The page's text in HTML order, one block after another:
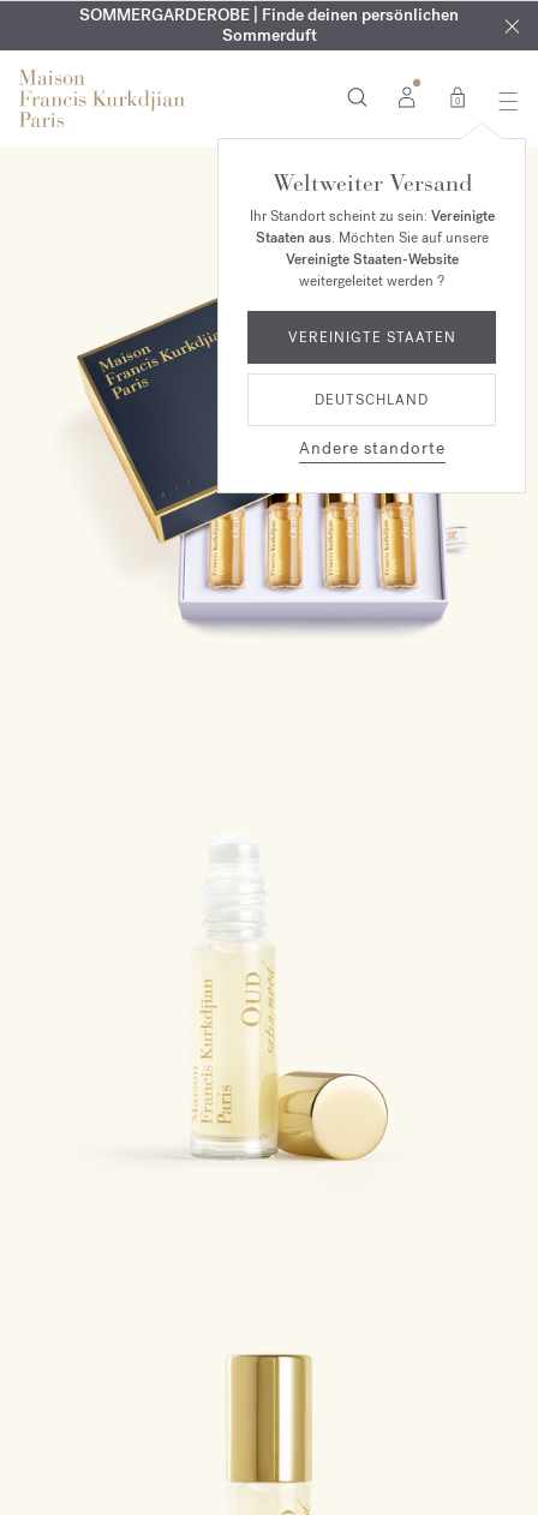
EXKLUSIV | Erhalten Sie OUD velvet moodin Ihrer Bestellung*
KOSTENLOSE GRAVUR | Auf alle Düfte und Körperöle bis zum
9. August
SOMMERGARDEROBE | Finde deinen persönlichen
Sommerduft
0
Weltweiter Versand
Ihr Standort scheint zu sein: Vereinigte
Staaten aus. Möchten Sie auf unsere
Vereinigte Staaten-Website
weitergeleitet werden ?
VEREINIGTE STAATEN
DEUTSCHLAND
Andere standorte